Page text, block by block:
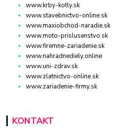
www.krby-kotly.sk
www.stavebnictvo-online.sk
www.maxiobchod-naradie.sk
www.moto-prislusenstvo.sk
www.firemne-zariadenie.sk
www.nahradnediely.online
www.uni-zdrav.sk
www.zlatnictvo-online.sk
www.zariadenie-firmy.sk
KONTAKT